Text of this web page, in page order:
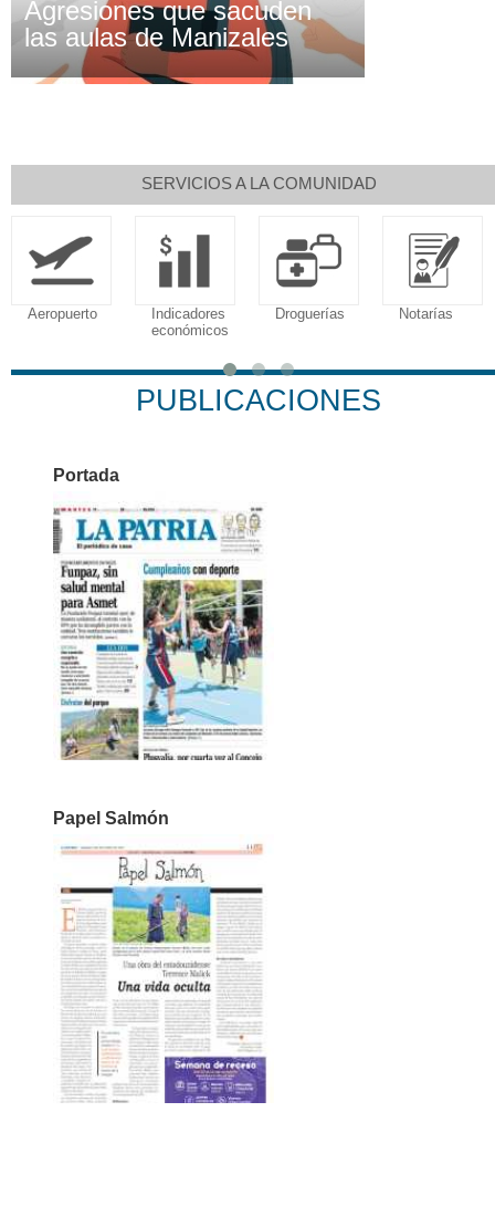
Agresiones que sacuden
las aulas de Manizales
SERVICIOS A LA COMUNIDAD
Aeropuerto
Indicadores
económicos
Droguerías Notarías
PUBLICACIONES
Portada
Papel Salmón